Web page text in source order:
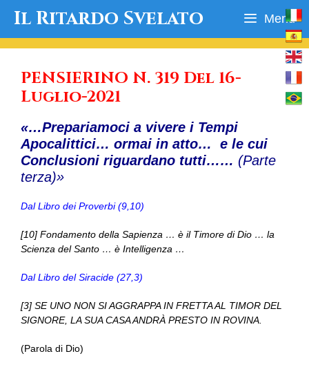
Il Ritardo Svelato Menu
PENSIERINO N. 319 Del 16-
Luglio-2021
«…Prepariamoci a vivere i Tempi
Apocalittici… ormai in atto… e le cui
Conclusioni riguardano tutti…… (Parte
terza)»
Dal Libro dei Proverbi (9,10)
[10] Fondamento della Sapienza … è il Timore di Dio … la
Scienza del Santo … è Intelligenza …
Dal Libro del Siracide (27,3)
[3] SE UNO NON SI AGGRAPPA IN FRETTA AL TIMOR DEL
SIGNORE, LA SUA CASA ANDRÀ PRESTO IN ROVINA.
(Parola di Dio)